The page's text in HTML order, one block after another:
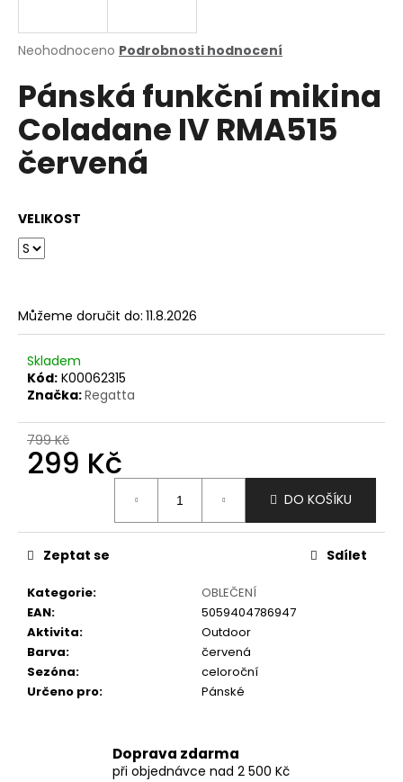
Průměrné
produktu
je
0,0
z
5
hvězdiček.
Neohodnoceno Podrobnosti hodnocení
Pánská funkční mikina
Coladane IV RMA515
červená
VELIKOST
Můžeme doručit do: 11.8.2026
Skladem
Kód: K00062315
Značka:Regatta
799 Kč
299 Kč
DO KOŠÍKU
Kategorie:
OBLEČENÍ
EAN:
5059404786947
Aktivita:
Outdoor
Barva:
červená
Sezóna:
celoroční
Určeno pro: Pánské
Zeptat se Sdílet
Doprava zdarma
při objednávce nad 2 500 Kč
j
t
?
o
p
u
č
u